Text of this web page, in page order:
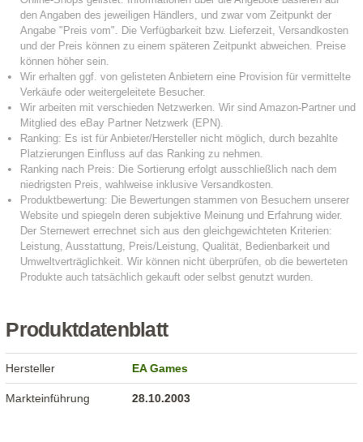
Produktdatenblatt
Hersteller EA Games
Markteinführung 28.10.2003